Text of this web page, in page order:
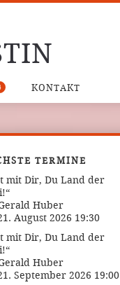
KONTAKT
TERMINE
mit Dir, Du Land der
Huber
August 2026 19:30
mit Dir, Du Land der
Huber
September 2026 19:00